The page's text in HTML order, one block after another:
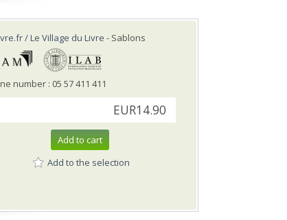
/ Le Village du Livre - Sablons
number : 05 57 411 411
EUR14.90
Add to cart
Add to the selection